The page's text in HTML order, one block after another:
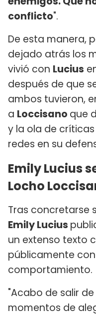
conflicto".
De esta manera,
dejado atrás los
vivió con Lucius
después de que
ambos tuvieron,
a Loccisano que
y la ola de
redes en su
Emily Lucius
Locho
Tras concretarse
Emily Lucius
un extenso texto
públicamente con
comportamiento.
"Acabo de salir
momentos de